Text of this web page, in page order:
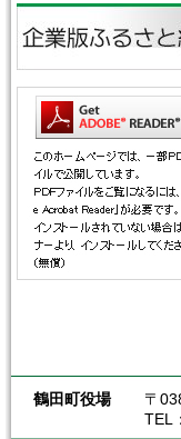
鶴田町役場
〒
TEL